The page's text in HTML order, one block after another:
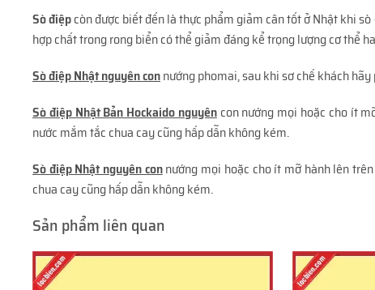
Sò điệpcòn được biết đến là thực phẩm giảm cân tốt ở Nhật khi
hợp chất trong rong biển có thể giảm đáng kể trọng lượng cơ thể
Sò điệp Nhật nguyên connướng phomai, sau khi sơ chế khách
Sò điệp Nhật Bản Hockaido nguyêncon nướng mọi hoặc cho ít
nước mắm tắc chua cay cũng hấp dẫn không kém.
Sò điệp Nhật nguyên connướng mọi hoặc cho ít mỡ hành lên
chua cay cũng hấp dẫn không kém.
Sản phẩm liên quan